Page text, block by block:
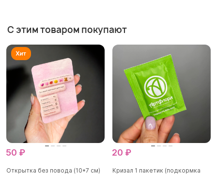
С этим товаром покупают
50 ₽
Открытка без повода (10*7 см)
20 ₽
Кризал 1 пакетик (подкормка